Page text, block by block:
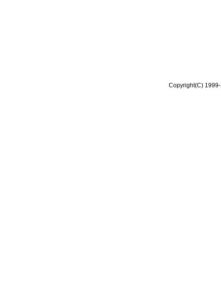
Copyright(C)